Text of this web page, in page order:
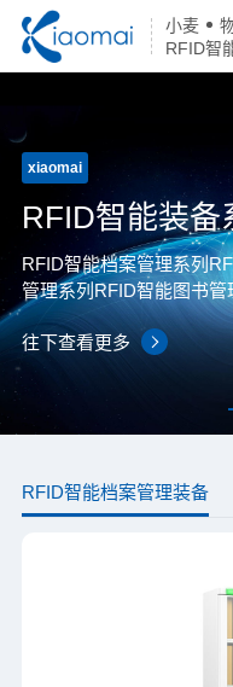
小麦
RFID智
xiaomai
RFID智能装备
RFID智能档案管理系列
管理系列 RFID智能图书管
往下查看更多
RFID智能档案管理装备